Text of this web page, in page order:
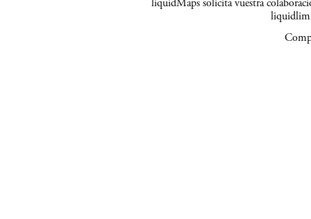
liquidMaps solicita vuestra